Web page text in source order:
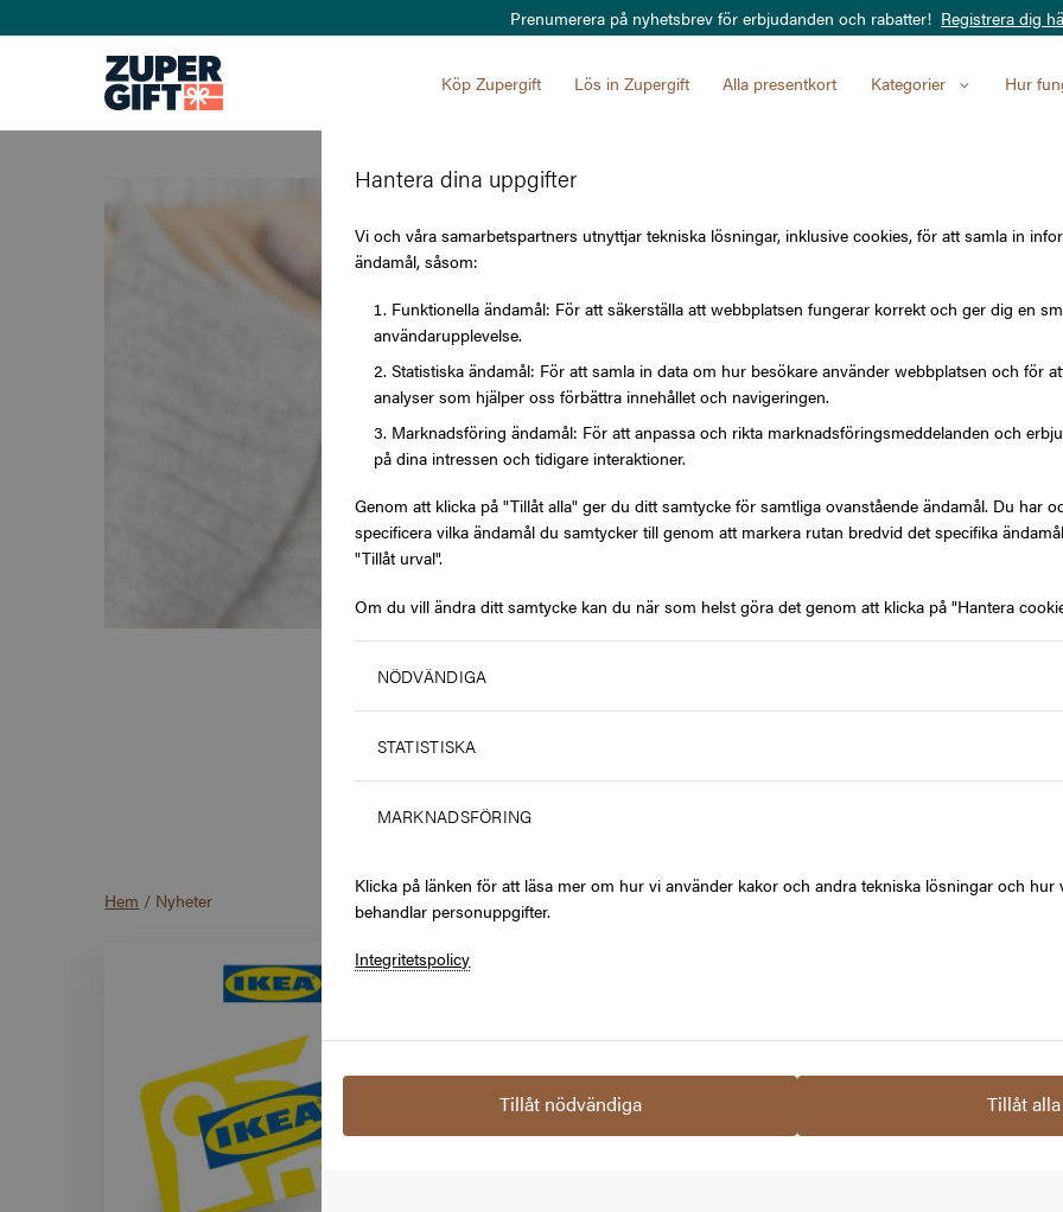
Hantera dina uppgifter
Vi och våra samarbetspartners utnyttjar tekniska lösningar, inklusive cookies, för att samla in
ändamål, såsom:
Funktionella ändamål: För att säkerställa att webbplatsen fungerar korrekt och ger dig en
användarupplevelse.
Statistiska ändamål: För att samla in data om hur besökare använder webbplatsen och för
analyser som hjälper oss förbättra innehållet och navigeringen.
Marknadsföring ändamål: För att anpassa och rikta marknadsföringsmeddelanden och
på dina intressen och tidigare interaktioner.
Genom att klicka på "Tillåt alla" ger du ditt samtycke för samtliga ovanstående ändamål. Du har
specificera vilka ändamål du samtycker till genom att markera rutan bredvid det specifika
"Tillåt urval".
Om du vill ändra ditt samtycke kan du när som helst göra det genom att klicka på "Hantera
NÖDVÄNDIGA
STATISTISKA
MARKNADSFÖRING
Klicka på länken för att läsa mer om hur vi använder kakor och andra tekniska lösningar och hur
behandlar personuppgifter.
Integritetspolicy
Tillåt nödvändiga Tillåt alla
Prenumerera på nyhetsbrev för erbjudanden och rabatter! Registrera dig
Köp Zupergift Lös in Zupergift Alla presentkort Kategorier Hur
Hem / Nyheter
Visar produkter i Nyheter